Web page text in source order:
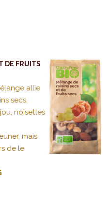
DE FRUITS
allie
secs,
noisettes
mais
de le